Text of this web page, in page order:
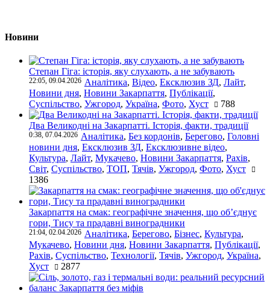
Новини
Степан Гіга: історія, яку слухають, а не забувають
22:05, 09.04.2026 Аналітика, Відео, Ексклюзив ЗД, Лайт,
Новини дня, Новини Закарпаття, Публікації,
Суспільство, Ужгород, Україна, Фото, Хуст 788
Два Великодні на Закарпатті. Історія, факти, традиції
0:38, 07.04.2026 Аналітика, Без кордонів, Берегово, Головні
новини дня, Ексклюзив ЗД, Ексклюзивне відео,
Культура, Лайт, Мукачево, Новини Закарпаття, Рахів,
Світ, Суспільство, ТОП, Тячів, Ужгород, Фото, Хуст
1386
Закарпаття на смак: географічне значення, що об’єднує
гори, Тису та прадавні виноградники
21:04, 02.04.2026 Аналітика, Берегово, Бізнес, Культура,
Мукачево, Новини дня, Новини Закарпаття, Публікації,
Рахів, Суспільство, Технології, Тячів, Ужгород, Україна,
Хуст
2877